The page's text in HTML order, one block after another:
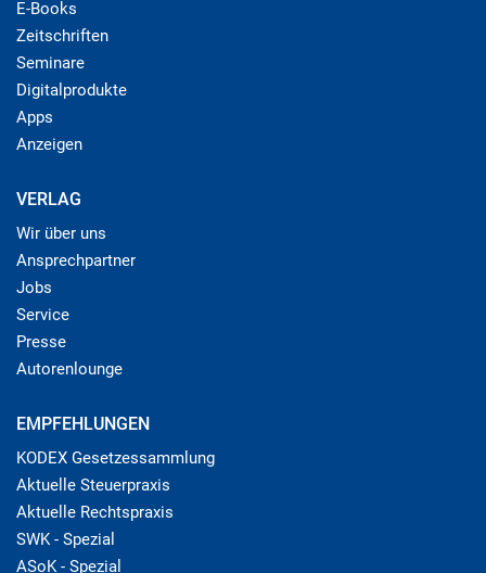
E-Books
Zeitschriften
Seminare
Digitalprodukte
Apps
Anzeigen
VERLAG
Wir über uns
Ansprechpartner
Jobs
Service
Presse
Autorenlounge
EMPFEHLUNGEN
KODEX Gesetzessammlung
Aktuelle Steuerpraxis
Aktuelle Rechtspraxis
SWK - Spezial
ASoK - Spezial